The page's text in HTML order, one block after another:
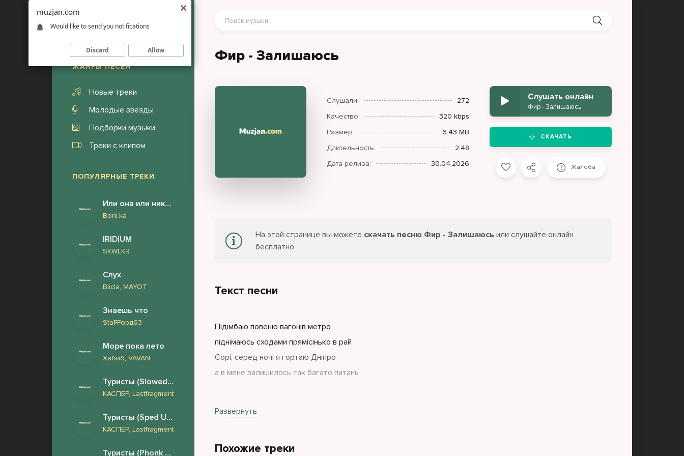
ЖАНРЫ ПЕСЕН
Новые треки
Молодые звезды
Подборки музыки
Треки с клипом
ПОПУЛЯРНЫЕ ТРЕКИ
Или она или никто (Brazil Funk Remix)
Boni.ka
IRIDIUM
SKWLKR
Слух
Biicla, MAYOT
Знаешь что
StaFFорд63
Море пока лето
Хабиб, VAVAN
Туристы (Slowed Phonk Remix)
КАСПЕР, Lastfragment
Туристы (Sped Up Phonk Remix)
КАСПЕР, Lastfragment
Туристы (Phonk Remix)
Фир - Залишаюсь
Слушали:
272
Качество:
320 kbps
Размер:
6.43 MB
Длительность:
2:48
Дата релиза:
30.04.2026
Слушать онлайн
Фир - Залишаюсь
СКАЧАТЬ
Жалоба
На этой странице вы можете скачать песню Фир - Залишаюсь или слушайте онлайн
бесплатно.
Текст песни
Підімбаю повеню вагонів метро
піднімаюсь сходами прямісінько в рай
Сорі, серед ночі я гортаю Дніпро
а в мене залишилось так багато питань
десь там у далеких нульових
на трьох та додому на світанку
Развернуть
Похожие треки
muzjan.com
Would like to send you notifications
Discard Allow